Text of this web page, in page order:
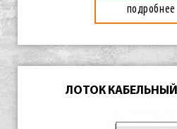
подробнее
ЛОТОК КАБЕЛЬНЫЙ